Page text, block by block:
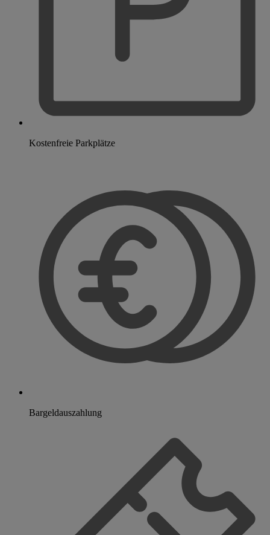
Kostenfreie Parkplätze
Bargeldauszahlung